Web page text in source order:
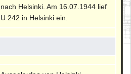
nach Helsinki. Am 16.07.1944 lief
U 242 in Helsinki ein.